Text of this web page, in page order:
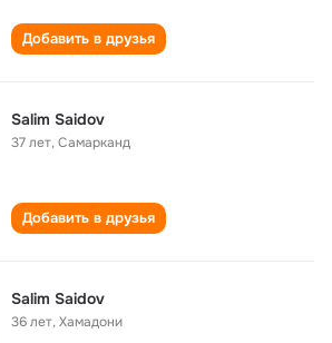
Добавить в друзья
Salim Saidov
37 лет,Самарканд
Добавить в друзья
Salim Saidov
36 лет,Хамадони